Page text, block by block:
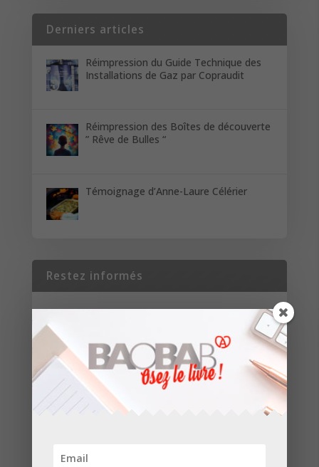
Derniers articles
Réimpression du Guide Technique des
Installations de Gaz par Copraudit
Réimpression des Boîtes de découverte
” Rêve de Bulles “
Témoignage d’Anne-Laure Célérier
Restez informés
Inscrivez-vous pour recevoir les dernières